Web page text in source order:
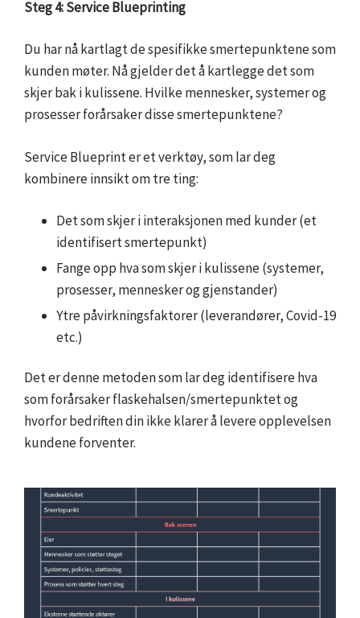
Steg 4: Service Blueprinting
Du har nå kartlagt de spesifikke smertepunktene som
kunden møter. Nå gjelder det å kartlegge det som
skjer bak i kulissene. Hvilke mennesker, systemer og
prosesser forårsaker disse smertepunktene?
Service Blueprint er et verktøy, som lar deg
kombinere innsikt om tre ting:
Det som skjer i interaksjonen med kunder (et
identifisert smertepunkt)
Fange opp hva som skjer i kulissene (systemer,
prosesser, mennesker og gjenstander)
Ytre påvirkningsfaktorer (leverandører, Covid-19
etc.)
Det er denne metoden som lar deg identifisere hva
som forårsaker flaskehalsen/smertepunktet og
hvorfor bedriften din ikke klarer å levere opplevelsen
kundene forventer.